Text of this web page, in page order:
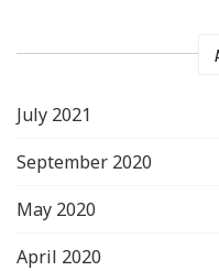
July 2021
September 2020
May 2020
April 2020